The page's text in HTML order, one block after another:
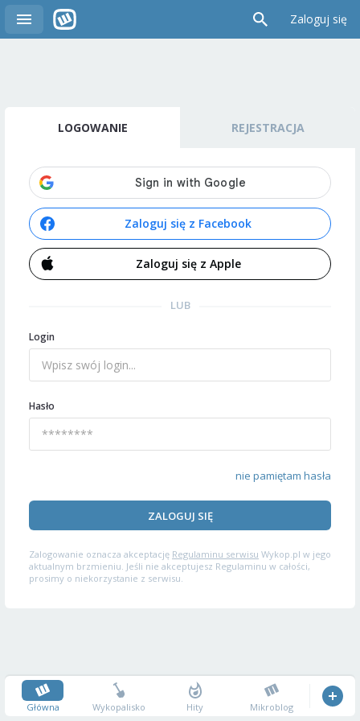
Zaloguj się
LOGOWANIE REJESTRACJA
Zaloguj się z Facebook
Zaloguj się z Apple
LUB
Login
Hasło
nie pamiętam hasła
ZALOGUJ SIĘ
Zalogowanie oznacza akceptację Regulaminu serwisu Wykop.pl w jego
aktualnym brzmieniu. Jeśli nie akceptujesz Regulaminu w całości,
prosimy o niekorzystanie z serwisu.
Główna Wykopalisko Hity Mikroblog